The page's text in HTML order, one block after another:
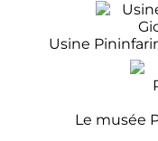
Usine
Le musée